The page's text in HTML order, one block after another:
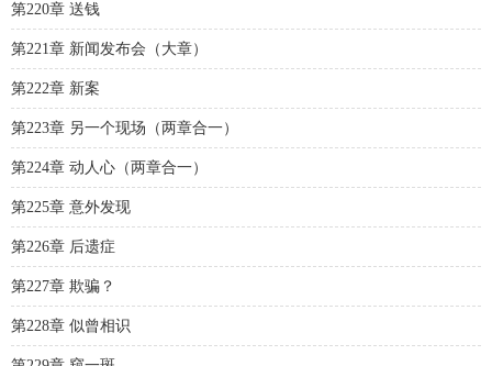
第220章 送钱
第221章 新闻发布会（大章）
第222章 新案
第223章 另一个现场（两章合一）
第224章 动人心（两章合一）
第225章 意外发现
第226章 后遗症
第227章 欺骗？
第228章 似曾相识